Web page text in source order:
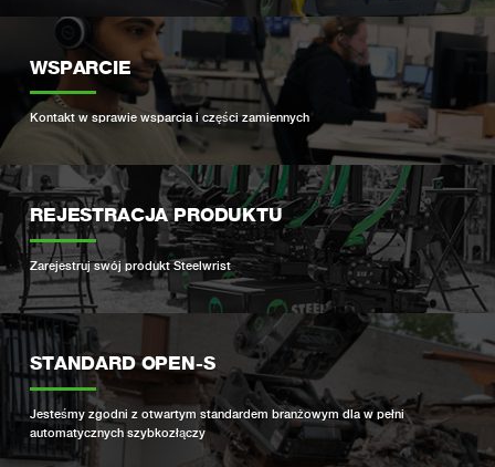
WSPARCIE
Kontakt w sprawie wsparcia i części zamiennych
REJESTRACJA PRODUKTU
Zarejestruj swój produkt Steelwrist
STANDARD OPEN-S
Jesteśmy zgodni z otwartym standardem branżowym dla w pełni
automatycznych szybkozłączy